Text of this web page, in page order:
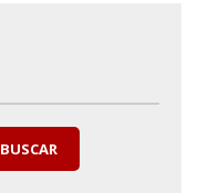
BUSCAR